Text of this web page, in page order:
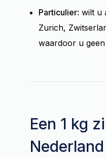
Particulier: wilt u
Zurich,
waardoor u
Een 1 kg
Nederland